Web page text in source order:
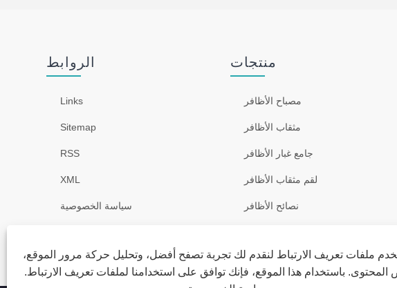
ملفات تعريف الارتباط لنقدم لك تجربة تصفح أفضل، وتحليل حركة مرور الموقع،
باستخدام هذا الموقع، فإنك توافق على استخدامنا لملفات تعريف الارتباط.
منتجات
مصباح الأظافر
مثقاب الأظافر
جامع غبار الأظافر
لقم مثقاب الأظافر
نصائح الأظافر
الروابط
Links
Sitemap
RSS
XML
سياسة الخصوصية